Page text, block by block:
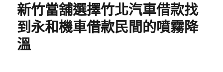
新竹當舖選擇竹北汽車借款找
到永和機車借款民間的噴霧降
溫